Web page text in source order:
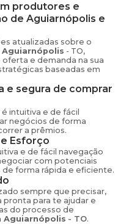
produtores e
de Aguiarnópolis e
atualizadas sobre o
Aguiarnópolis - TO,
e demanda na sua
baseadas em
e segura de comprar
é intuitiva e de fácil
negócios de forma
a prêmios.
Esforço
e de fácil navegação
com potenciais
forma rápida e eficiente.
sempre que precisar,
para te ajudar e
do processo de
Aguiarnópolis - TO.